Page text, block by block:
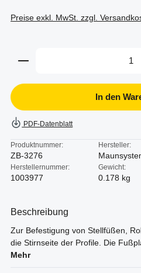
Preise exkl. MwSt. zzgl.
Produkt Anzahl: Gib den
In den
PDF-Datenblatt
Produktnummer:
ZB-3276
Hersteller:
Herstellernummer:
1003977
Gewicht:
0.178 kg
Beschreibung
Zur Befestigung von Stellfüßen,
die Stirnseite der Profile. Die
Mehr